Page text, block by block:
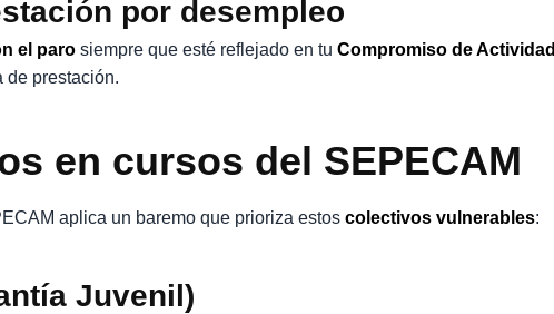
por desempleo
el paro siempre que esté reflejado en tu Compromiso de Actividad
de prestación.
en cursos del SEPECAM
aplica un baremo que prioriza estos colectivos vulnerables:
Juvenil)